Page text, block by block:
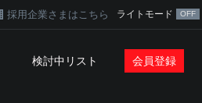
採用企業さまはこちら ライトモード
検討中リスト 会員登録